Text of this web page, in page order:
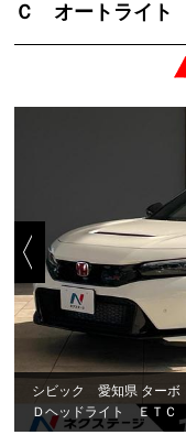
Ｃ オートライト
シビック 愛知県 ター
Ｄヘッドライト ＥＴＣ